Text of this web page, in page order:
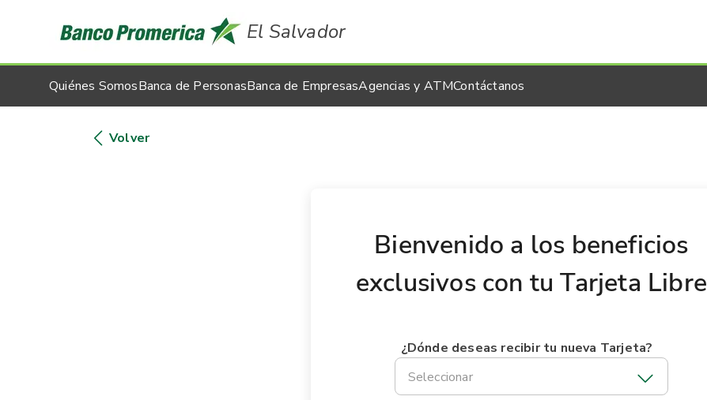
El Salvador
Quiénes SomosBanca de PersonasBanca de EmpresasAgencias y ATMContáctanos
Volver
Bienvenido a los beneficios
exclusivos con tu Tarjeta Libre
¿Dónde deseas recibir tu nueva Tarjeta?
Seleccionar